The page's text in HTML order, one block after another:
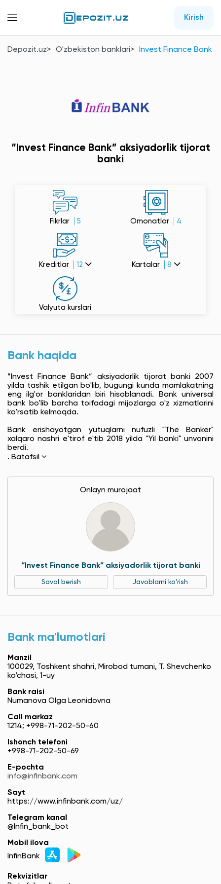
Kirish
Depozit.uz O'zbekiston banklari Invest Finance Bank
“Invest Finance Bank” aksiyadorlik tijorat
banki
Fikrlar 5 Omonatlar 4
Kreditlar 12 Kartalar 8
Valyuta kurslari
Bank haqida
“Invest Finance Bank” aksiyadorlik tijorat banki 2007
yilda tashik etilgan bo'lib, bugungi kunda mamlakatning
eng ilg'or banklaridan biri hisoblanadi. Bank universal
bank bo'lib barcha toifadagi mijozlarga o'z xizmatlarini
ko'rsatib kelmoqda.
Bank erishayotgan yutuqlarni nufuzli "The Banker"
xalqaro nashri e'tirof e'tib 2018 yilda "Yil banki" unvonini
berdi.
. Batafsil
Onlayn murojaat
“Invest Finance Bank” aksiyadorlik tijorat banki
Savol berish Javoblarni ko'rish
Bank ma'lumotlari
Manzil
100029, Toshkent shahri, Mirobod tumani, T. Shevchenko
ko‘chasi, 1-uy
Bank raisi
Numanova Olga Leonidovna
Call markaz
1214; +998-71-202-50-60
Ishonch telefoni
+998-71-202-50-69
E-pochta
info@infinbank.com
Sayt
https://www.infinbank.com/uz/
Telegram kanal
@Infin_bank_bot
Mobil ilova
InfinBank
Rekvizitlar